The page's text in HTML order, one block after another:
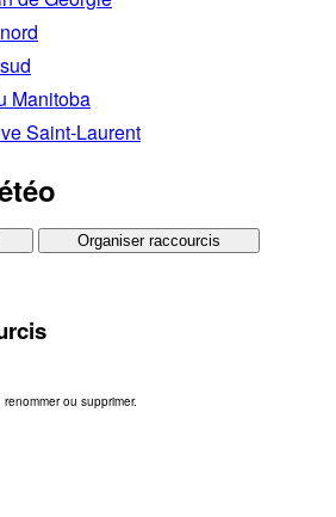
Manitoba
Saint-Laurent
Organiser raccourcis
ou supprimer.